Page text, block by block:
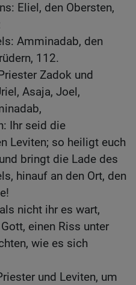
Eliel, den Obersten,
Amminadab, den
112.
Zadok und
Asaja, Joel,
Ihr seid die
Leviten; so heiligt euch
bringt die Lade des
hinauf an den Ort, den
nicht ihr es wart,
einen Riss unter
wie es sich
und Leviten, um